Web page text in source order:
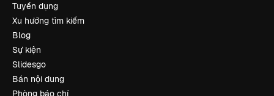
Tuyển dụng
Xu hướng tìm kiếm
Blog
Sự kiện
Slidesgo
Bán nội dung
Phòng báo chí